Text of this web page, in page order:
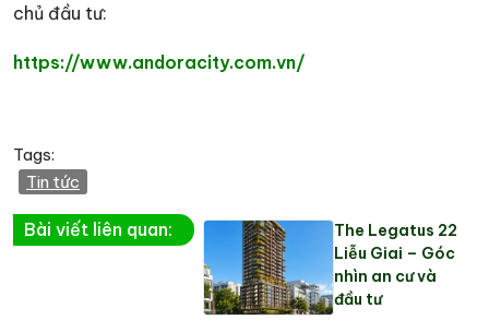
chủ đầu tư:
https://www.andoracity.com.vn/
Tags:
Tin tức
Bài viết liên quan:
The Legatus 22
Liễu Giai – Góc
nhìn an cư và
đầu tư